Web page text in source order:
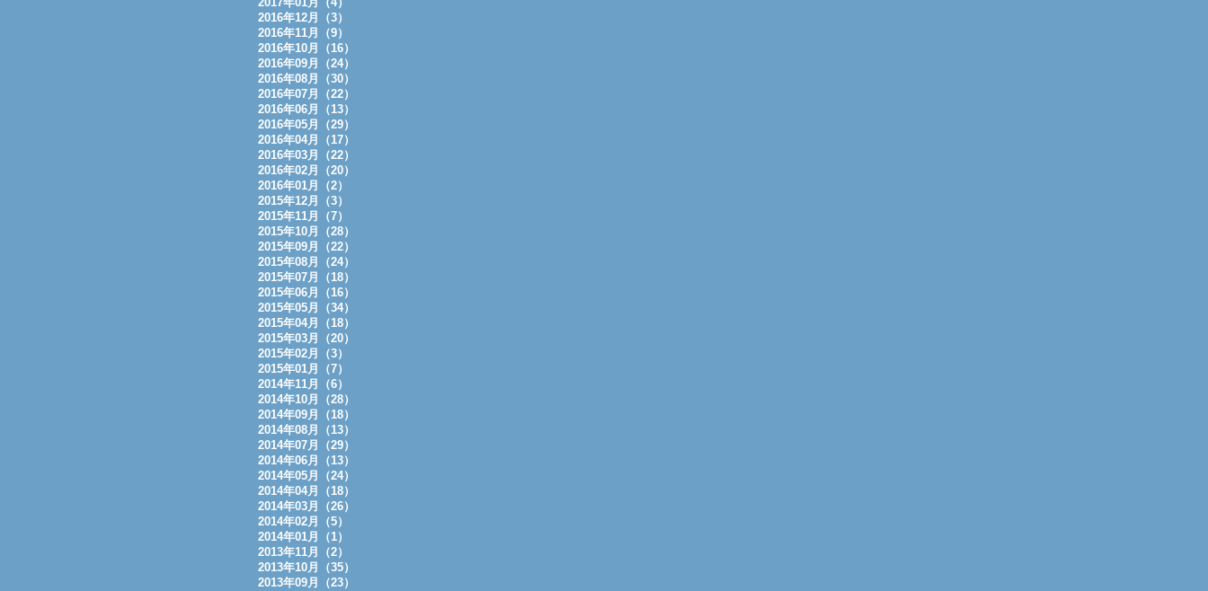
2016年12月（3）
2016年11月（9）
2016年10月（16）
2016年09月（24）
2016年08月（30）
2016年07月（22）
2016年06月（13）
2016年05月（29）
2016年04月（17）
2016年03月（22）
2016年02月（20）
2016年01月（2）
2015年12月（3）
2015年11月（7）
2015年10月（28）
2015年09月（22）
2015年08月（24）
2015年07月（18）
2015年06月（16）
2015年05月（34）
2015年04月（18）
2015年03月（20）
2015年02月（3）
2015年01月（7）
2014年11月（6）
2014年10月（28）
2014年09月（18）
2014年08月（13）
2014年07月（29）
2014年06月（13）
2014年05月（24）
2014年04月（18）
2014年03月（26）
2014年02月（5）
2014年01月（1）
2013年11月（2）
2013年10月（35）
2013年09月（23）